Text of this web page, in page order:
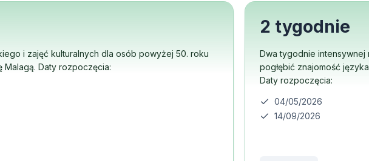
do egzaminu DELE
do egzaminów SIELE
i zajęć kulturalnych dla osób powyżej 50. roku
Malagą. Daty rozpoczęcia:
2 tygodnie
Dwa tygodnie
pogłębić znajomość
Daty rozpoczęcia:
04/05/2026
14/09/2026